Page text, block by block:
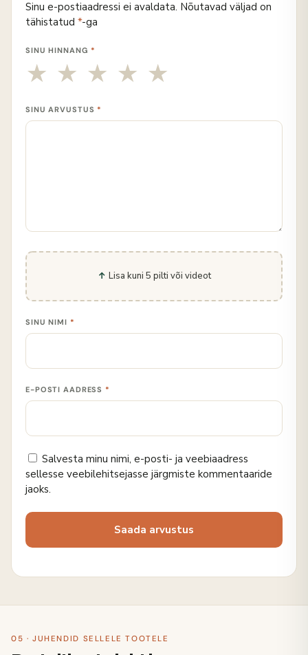
Sinu e-postiaadressi ei avaldata. Nõutavad väljad on
tähistatud *-ga
SINU HINNANG *
SINU ARVUSTUS *
Lisa kuni 5 pilti või videot
SINU NIMI *
E-POSTI AADRESS *
Salvesta minu nimi, e-posti- ja veebiaadress
sellesse veebilehitsejasse järgmiste kommentaaride
jaoks.
05 · JUHENDID SELLELE TOOTELE